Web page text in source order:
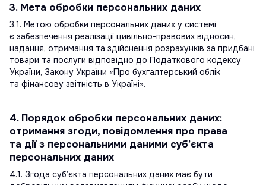
3. Мета обробки персональних даних
3.1. Метою обробки персональних даних у системі
є забезпечення реалізації цивільно-правових відносин,
надання, отримання та здійснення розрахунків за придбані
товари та послуги відповідно до Податкового кодексу
України, Закону України «Про бухгалтерський облік
та фінансову звітність в Україні».
4. Порядок обробки персональних даних:
отримання згоди, повідомлення про права
та дії з персональними даними суб’єкта
персональних даних
4.1. Згода суб’єкта персональних даних має бути